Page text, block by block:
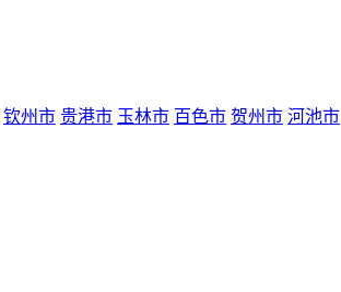
钦州市 贵港市 玉林市 百色市 贺州市 河池市